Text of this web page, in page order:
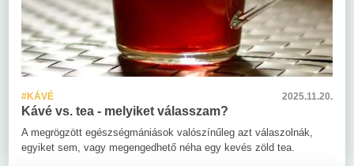
#KÁVÉ 2025.11.20.
Kávé vs. tea - melyiket válasszam?
A megrögzött egészségmániások valószínűleg azt válaszolnák,
egyiket sem, vagy megengedhető néha egy kevés zöld tea.